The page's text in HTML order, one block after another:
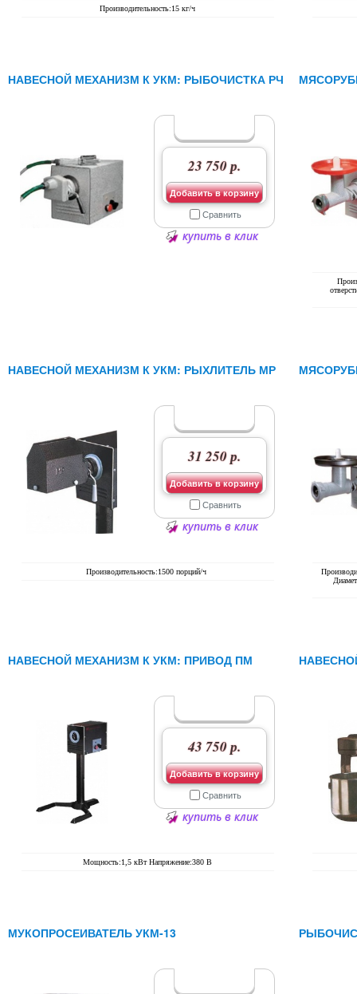
Производительность:15 кг/ч
НАВЕСНОЙ МЕХАНИЗМ К УКМ: РЫБОЧИСТКА РЧ
23 750 р.
Добавить в корзину
Сравнить
купить в клик
НАВЕСНОЙ МЕХАНИЗМ К УКМ: РЫХЛИТЕЛЬ МР
Производительность:1500 порций/ч
31 250 р.
Добавить в корзину
Сравнить
купить в клик
НАВЕСНОЙ МЕХАНИЗМ К УКМ: ПРИВОД ПМ
Мощность:1,5 кВт Напряжение:380 В
43 750 р.
Добавить в корзину
Сравнить
купить в клик
МУКОПРОСЕИВАТЕЛЬ УКМ-13